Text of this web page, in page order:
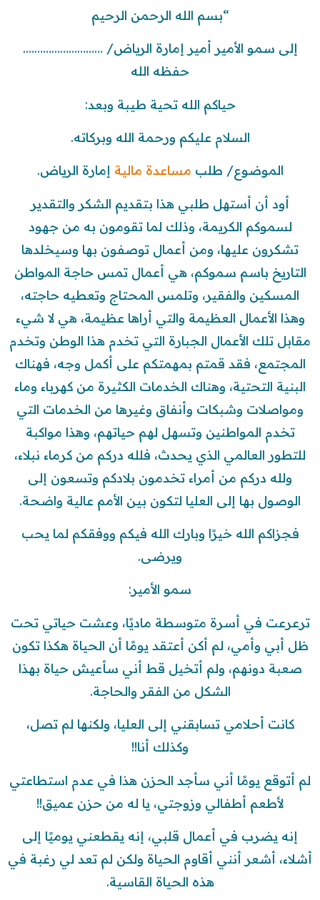
“بسم الله الرحمن الرحيم
إلى سمو الأمير أمير إمارة الرياض/ ……………………….
حفظه الله
حياكم الله تحية طيبة وبعد:
السلام عليكم ورحمة الله وبركاته.
الموضوع/ طلب مساعدة مالية إمارة الرياض.
أود أن أستهل طلبي هذا بتقديم الشكر والتقدير
لسموكم الكريمة، وذلك لما تقومون به من جهود
تشكرون عليها، ومن أعمال توصفون بها وسيخلدها
التاريخ باسم سموكم، هي أعمال تمس حاجة المواطن
المسكين والفقير، وتلمس المحتاج وتعطيه حاجته،
وهذا الأعمال العظيمة والتي أراها عظيمة، هي لا شيء
مقابل تلك الأعمال الجبارة التي تخدم هذا الوطن وتخدم
المجتمع، فقد قمتم بمهمتكم على أكمل وجه، فهناك
البنية التحتية، وهناك الخدمات الكثيرة من كهرباء وماء
ومواصلات وشبكات وأنفاق وغيرها من الخدمات التي
تخدم المواطنين وتسهل لهم حياتهم، وهذا مواكبة
للتطور العالمي الذي يحدث، فلله دركم من كرماء نبلاء،
ولله دركم من أمراء تخدمون بلادكم وتسعون إلى
الوصول بها إلى العليا لتكون بين الأمم عالية واضحة.
فجزاكم الله خيرًا وبارك الله فيكم ووفقكم لما يحب
ويرضى.
سمو الأمير:
ترعرعت في أسرة متوسطة ماديًا، وعشت حياتي تحت
ظل أبي وأمي، لم أكن أعتقد يومًا أن الحياة هكذا تكون
صعبة دونهم، ولم أتخيل قط أني سأعيش حياة بهذا
الشكل من الفقر والحاجة.
كانت أحلامي تسابقني إلى العليا، ولكنها لم تصل،
وكذلك أنا!!
لم أتوقع يومًا أني سأجد الحزن هذا في عدم استطاعتي
لأطعم أطفالي وزوجتي، يا له من حزن عميق!!
إنه يضرب في أعمال قلبي، إنه يقطعني يوميًا إلى
أشلاء، أشعر أنني أقاوم الحياة ولكن لم تعد لي رغبة في
هذه الحياة القاسية.